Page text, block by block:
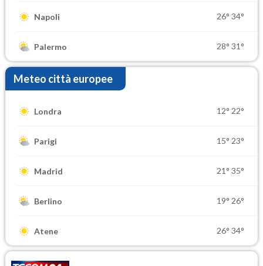
Napoli 26° 34°
Palermo 28° 31°
Meteo città europee
Londra 12° 22°
Parigi 15° 23°
Madrid 21° 35°
Berlino 19° 26°
Atene 26° 34°